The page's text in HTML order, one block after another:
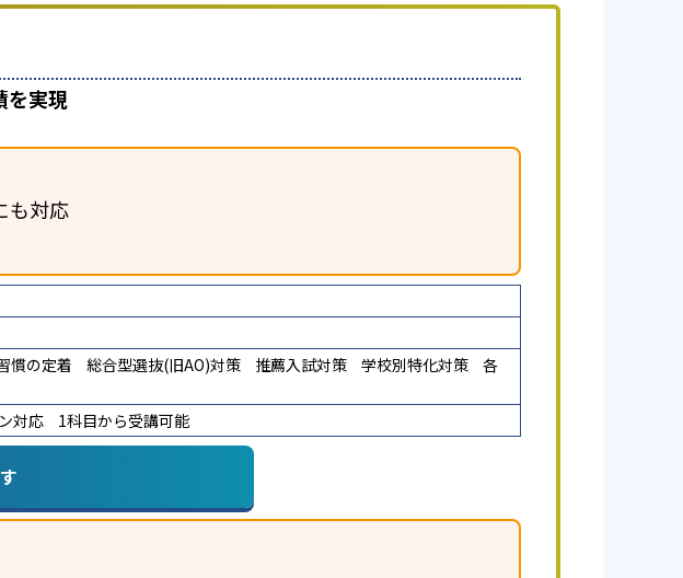
を実現
も対応
慣の定着 総合型選抜(旧AO)対策 推薦入試対策 学校別特化対策
各
対応 1科目から受講可能